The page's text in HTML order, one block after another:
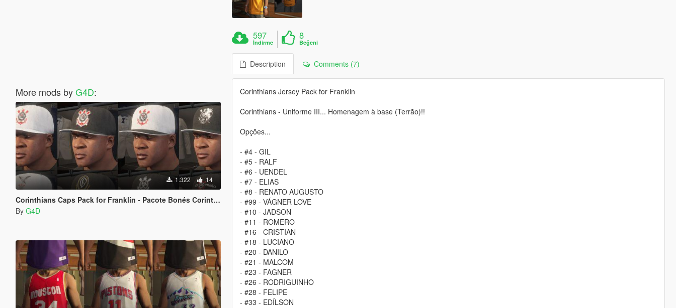
More mods byG4D:
1.322 14
Corinthians Caps Pack for Franklin - Pacote Bonés Corinthians
By G4D
597
İndirme
8
Beğeni
Description Comments (7)
Corinthians Jersey Pack for Franklin
Corinthians - Uniforme III... Homenagem à base (Terrão)!!
Opções...
- #4 - GIL
- #5 - RALF
- #6 - UENDEL
- #7 - ELIAS
- #8 - RENATO AUGUSTO
- #99 - VÁGNER LOVE
- #10 - JADSON
- #11 - ROMERO
- #16 - CRISTIAN
- #18 - LUCIANO
- #20 - DANILO
- #21 - MALCOM
- #23 - FAGNER
- #26 - RODRIGUINHO
- #28 - FELIPE
- #33 - EDÍLSON